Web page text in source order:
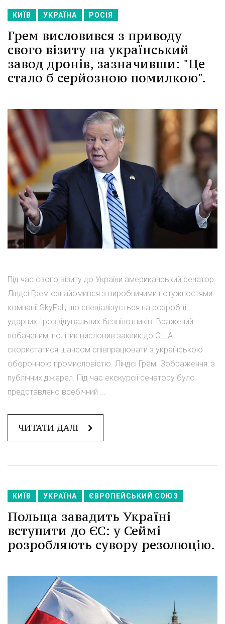
КИЇВ УКРАЇНА РОСІЯ
Грем висловився з приводу
свого візиту на український
завод дронів, зазначивши: "Це
стало б серйозною помилкою".
Під час свого візиту до України американський сенатор
Ліндсі Грем ознайомився з виробничими потужностями
компанії SkyFall, що спеціалізується на розробці
ударних і розвідувальних безпілотників. Вражений
побаченим, політик висловив заклик до США
скористатися шансом співпрацювати з українською
оборонною промисловістю. Ліндсі Грем. Зображення: з
публічних джерел. Під час екскурсії сенатору було
представлено всебічний ...
ЧИТАТИ ДАЛІ
КИЇВ УКРАЇНА ЄВРОПЕЙСЬКИЙ СОЮЗ
Польща завадить Україні
вступити до ЄС: у Сеймі
розробляють сувору резолюцію.